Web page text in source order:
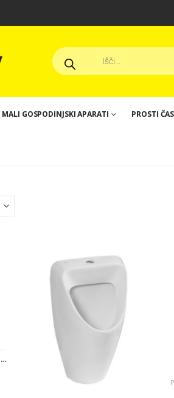
MALI GOSPODINJSKI APARATI PROSTI ČAS
VODOVODNI MATERIJAL
DOVODNI PRIKLJUČEK PISOAR 9820055 TECE